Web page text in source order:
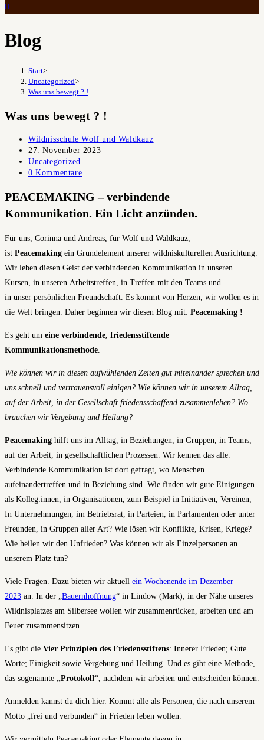
Blog
Start>
Uncategorized>
Was uns bewegt ? !
Was uns bewegt ? !
Beitrags-
Autor:
Wildnisschule Wolf und Waldkauz
Beitrag
veröffentlicht:
27. November 2023
Beitrags-
Kategorie:
Uncategorized
Beitrags-
0 Kommentare
PEACEMAKING – verbindende
Kommunikation. Ein Licht anzünden.
Für uns, Corinna und Andreas, für Wolf und Waldkauz,
ist Peacemaking ein Grundelement unserer wildniskulturellen Ausrichtung.
Wir leben diesen Geist der verbindenden Kommunikation in unseren
Kursen, in unseren Arbeitstreffen, in Treffen mit den Teams und
in unser persönlichen Freundschaft. Es kommt von Herzen, wir wollen es in
die Welt bringen. Daher beginnen wir diesen Blog mit: Peacemaking !
Es geht um eine verbindende, friedensstiftende
Kommunikationsmethode.
Wie können wir in diesen aufwühlenden Zeiten gut miteinander sprechen und
uns schnell und vertrauensvoll einigen? Wie können wir in unserem Alltag,
auf der Arbeit, in der Gesellschaft friedensschaffend zusammenleben? Wo
brauchen wir Vergebung und Heilung?
Peacemaking hilft uns im Alltag, in Beziehungen, in Gruppen, in Teams,
auf der Arbeit, in gesellschaftlichen Prozessen. Wir kennen das alle.
Verbindende Kommunikation ist dort gefragt, wo Menschen
aufeinandertreffen und in Beziehung sind. Wie finden wir gute Einigungen
als Kolleg:innen, in Organisationen, zum Beispiel in Initiativen, Vereinen,
In Unternehmungen, im Betriebsrat, in Parteien, in Parlamenten oder unter
Freunden, in Gruppen aller Art? Wie lösen wir Konflikte, Krisen, Kriege?
Wie heilen wir den Unfrieden? Was können wir als Einzelpersonen an
unserem Platz tun?
Viele Fragen. Dazu bieten wir aktuell ein Wochenende im Dezember
2023 an. In der „Bauernhoffnung“ in Lindow (Mark), in der Nähe unseres
Wildnisplatzes am Silbersee wollen wir zusammenrücken, arbeiten und am
Feuer zusammensitzen.
Es gibt die Vier Prinzipien des Friedensstiftens: Innerer Frieden; Gute
Worte; Einigkeit sowie Vergebung und Heilung. Und es gibt eine Methode,
das sogenannte „Protokoll“, nachdem wir arbeiten und entscheiden können.
Anmelden kannst du dich hier. Kommt alle als Personen, die nach unserem
Motto „frei und verbunden“ in Frieden leben wollen.